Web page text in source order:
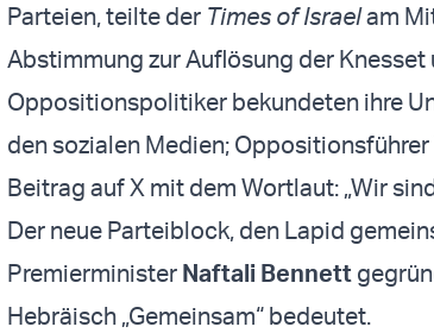
Parteien, teilte der Times of Israelam
Abstimmung zur Auflösung der
Oppositionspolitiker bekundeten ihre
den sozialen Medien;
Beitrag auf X mit dem Wortlaut: „Wir
Der neue Parteiblock, den Lapid
Premierminister Naftali Bennett
Hebräisch „Gemeinsam“ bedeutet.